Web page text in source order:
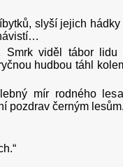
slyší jejich hádky
Smrk viděl tábor lidu
hudbou táhl
mír rodného
pozdrav černým lesům.